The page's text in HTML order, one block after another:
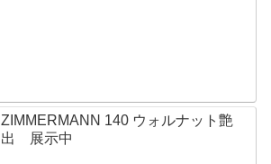
ZIMMERMANN 140 ウォルナット艶
出 展示中